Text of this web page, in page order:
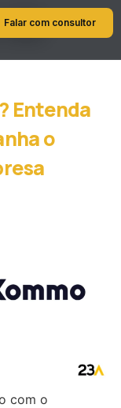
Falar com consultor
de
Entenda
o
com o